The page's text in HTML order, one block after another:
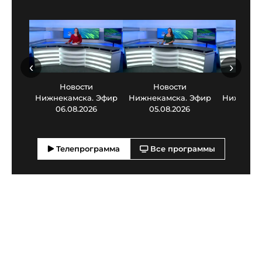
Новости
Нижнекамска. Эфир
06.08.2026
Новости
Нижнекамска. Эфир
05.08.2026
‹ ›
Телепрограмма Все программы